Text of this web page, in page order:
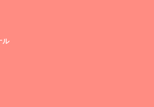
ル